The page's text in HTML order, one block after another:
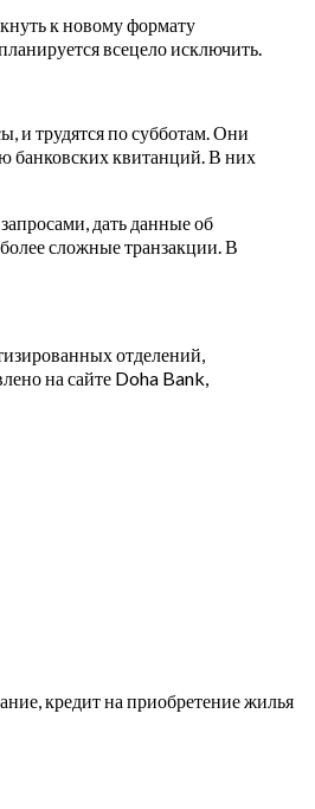
к новому формату
всецело исключить.
и трудятся по субботам. Они
банковских квитанций. В них
дать данные об
сложные транзакции. В
отделений,
на сайте Doha Bank,
кредит на приобретение жилья